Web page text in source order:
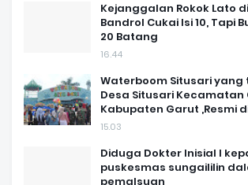
Kejanggalan Rokok Lato
Bandrol Cukai Isi 10, Tapi
20 Batang
16.44
Waterboom Situsari
Desa Situsari Kecamatan
Kabupaten Garut ,Resmi
15.03
Diduga Dokter Inisial I
puskesmas sungaililin
pemalsuan